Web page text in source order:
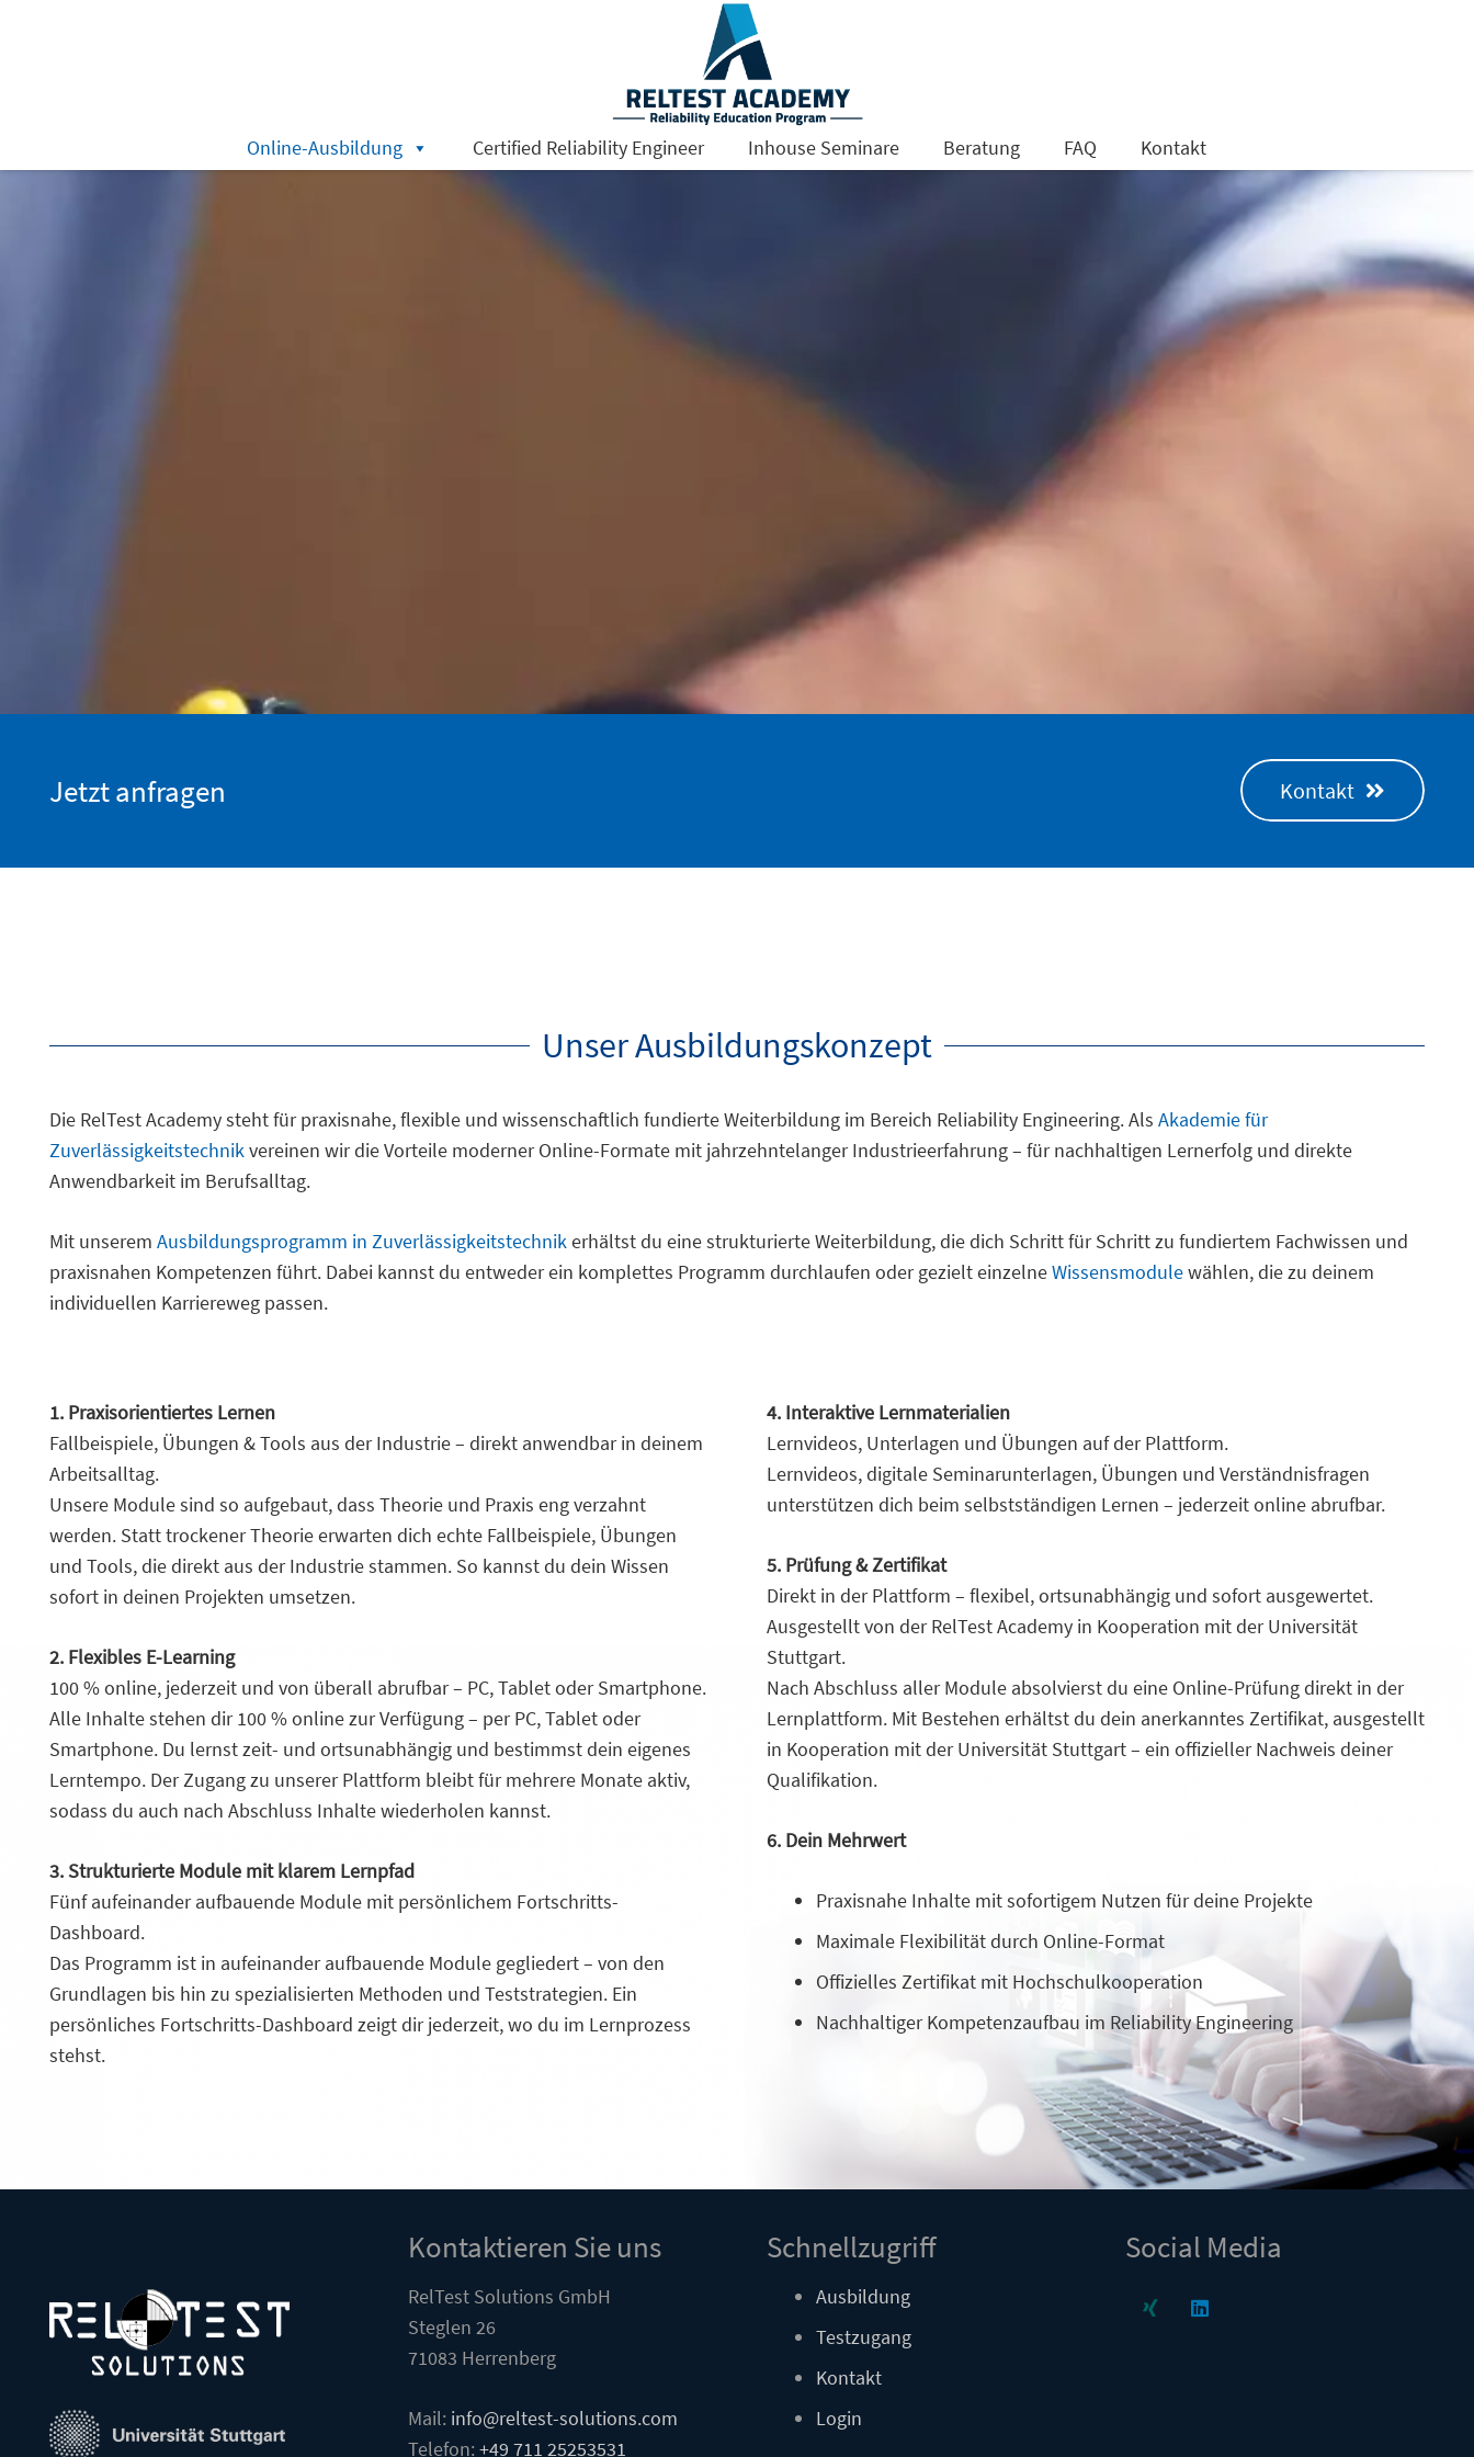
Online-Ausbildung Certified Reliability Engineer Inhouse Seminare Beratung FAQ Kontakt
Jetzt anfragen Kontakt
Unser Ausbildungskonzept
Die RelTest Academy steht für praxisnahe, flexible und wissenschaftlich fundierte Weiterbildung im Bereich Reliability Engineering. Als Akademie für
Zuverlässigkeitstechnikvereinen wir die Vorteile moderner Online-Formate mit jahrzehntelanger Industrieerfahrung – für nachhaltigen Lernerfolg und direkte
Anwendbarkeit im Berufsalltag.
Mit unserem Ausbildungsprogramm in Zuverlässigkeitstechnikerhältst du eine strukturierte Weiterbildung, die dich Schritt für Schritt zu fundiertem Fachwissen und
praxisnahen Kompetenzen führt. Dabei kannst du entweder ein komplettes Programm durchlaufen oder gezielt einzelneWissensmodulewählen, die zu deinem
individuellen Karriereweg passen.
1. Praxisorientiertes Lernen
Fallbeispiele, Übungen & Tools aus der Industrie – direkt anwendbar in deinem
Arbeitsalltag.
Unsere Module sind so aufgebaut, dass Theorie und Praxis eng verzahnt
werden. Statt trockener Theorie erwarten dich echte Fallbeispiele, Übungen
und Tools, die direkt aus der Industrie stammen. So kannst du dein Wissen
sofort in deinen Projekten umsetzen.
2. Flexibles E-Learning
100 % online, jederzeit und von überall abrufbar – PC, Tablet oder Smartphone.
Alle Inhalte stehen dir 100 % online zur Verfügung – per PC, Tablet oder
Smartphone. Du lernst zeit- und ortsunabhängig und bestimmst dein eigenes
Lerntempo. Der Zugang zu unserer Plattform bleibt für mehrere Monate aktiv,
sodass du auch nach Abschluss Inhalte wiederholen kannst.
3. Strukturierte Module mit klarem Lernpfad
Fünf aufeinander aufbauende Module mit persönlichem Fortschritts-
Dashboard.
Das Programm ist in aufeinander aufbauende Module gegliedert – von den
Grundlagen bis hin zu spezialisierten Methoden und Teststrategien. Ein
persönliches Fortschritts-Dashboard zeigt dir jederzeit, wo du im Lernprozess
stehst.
4. Interaktive Lernmaterialien
Lernvideos, Unterlagen und Übungen auf der Plattform.
Lernvideos, digitale Seminarunterlagen, Übungen und Verständnisfragen
unterstützen dich beim selbstständigen Lernen – jederzeit online abrufbar.
5. Prüfung & Zertifikat
Direkt in der Plattform – flexibel, ortsunabhängig und sofort ausgewertet.
Ausgestellt von der RelTest Academy in Kooperation mit der Universität
Stuttgart.
Nach Abschluss aller Module absolvierst du eine Online-Prüfung direkt in der
Lernplattform. Mit Bestehen erhältst du dein anerkanntes Zertifikat, ausgestellt
in Kooperation mit der Universität Stuttgart – ein offizieller Nachweis deiner
Qualifikation.
6. Dein Mehrwert
Praxisnahe Inhalte mit sofortigem Nutzen für deine Projekte
Maximale Flexibilität durch Online-Format
Offizielles Zertifikat mit Hochschulkooperation
Nachhaltiger Kompetenzaufbau im Reliability Engineering
Kontaktieren Sie uns
RelTest Solutions GmbH
Steglen 26
71083 Herrenberg
Mail: info@reltest-solutions.com
Telefon: +49 711 25253531
Schnellzugriff
Ausbildung
Testzugang
Kontakt
Login
Social Media